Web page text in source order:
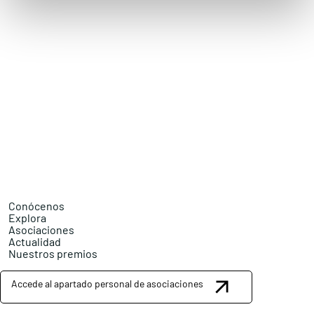
Conócenos
Explora
Asociaciones
Actualidad
Nuestros premios
Accede al apartado personal de asociaciones